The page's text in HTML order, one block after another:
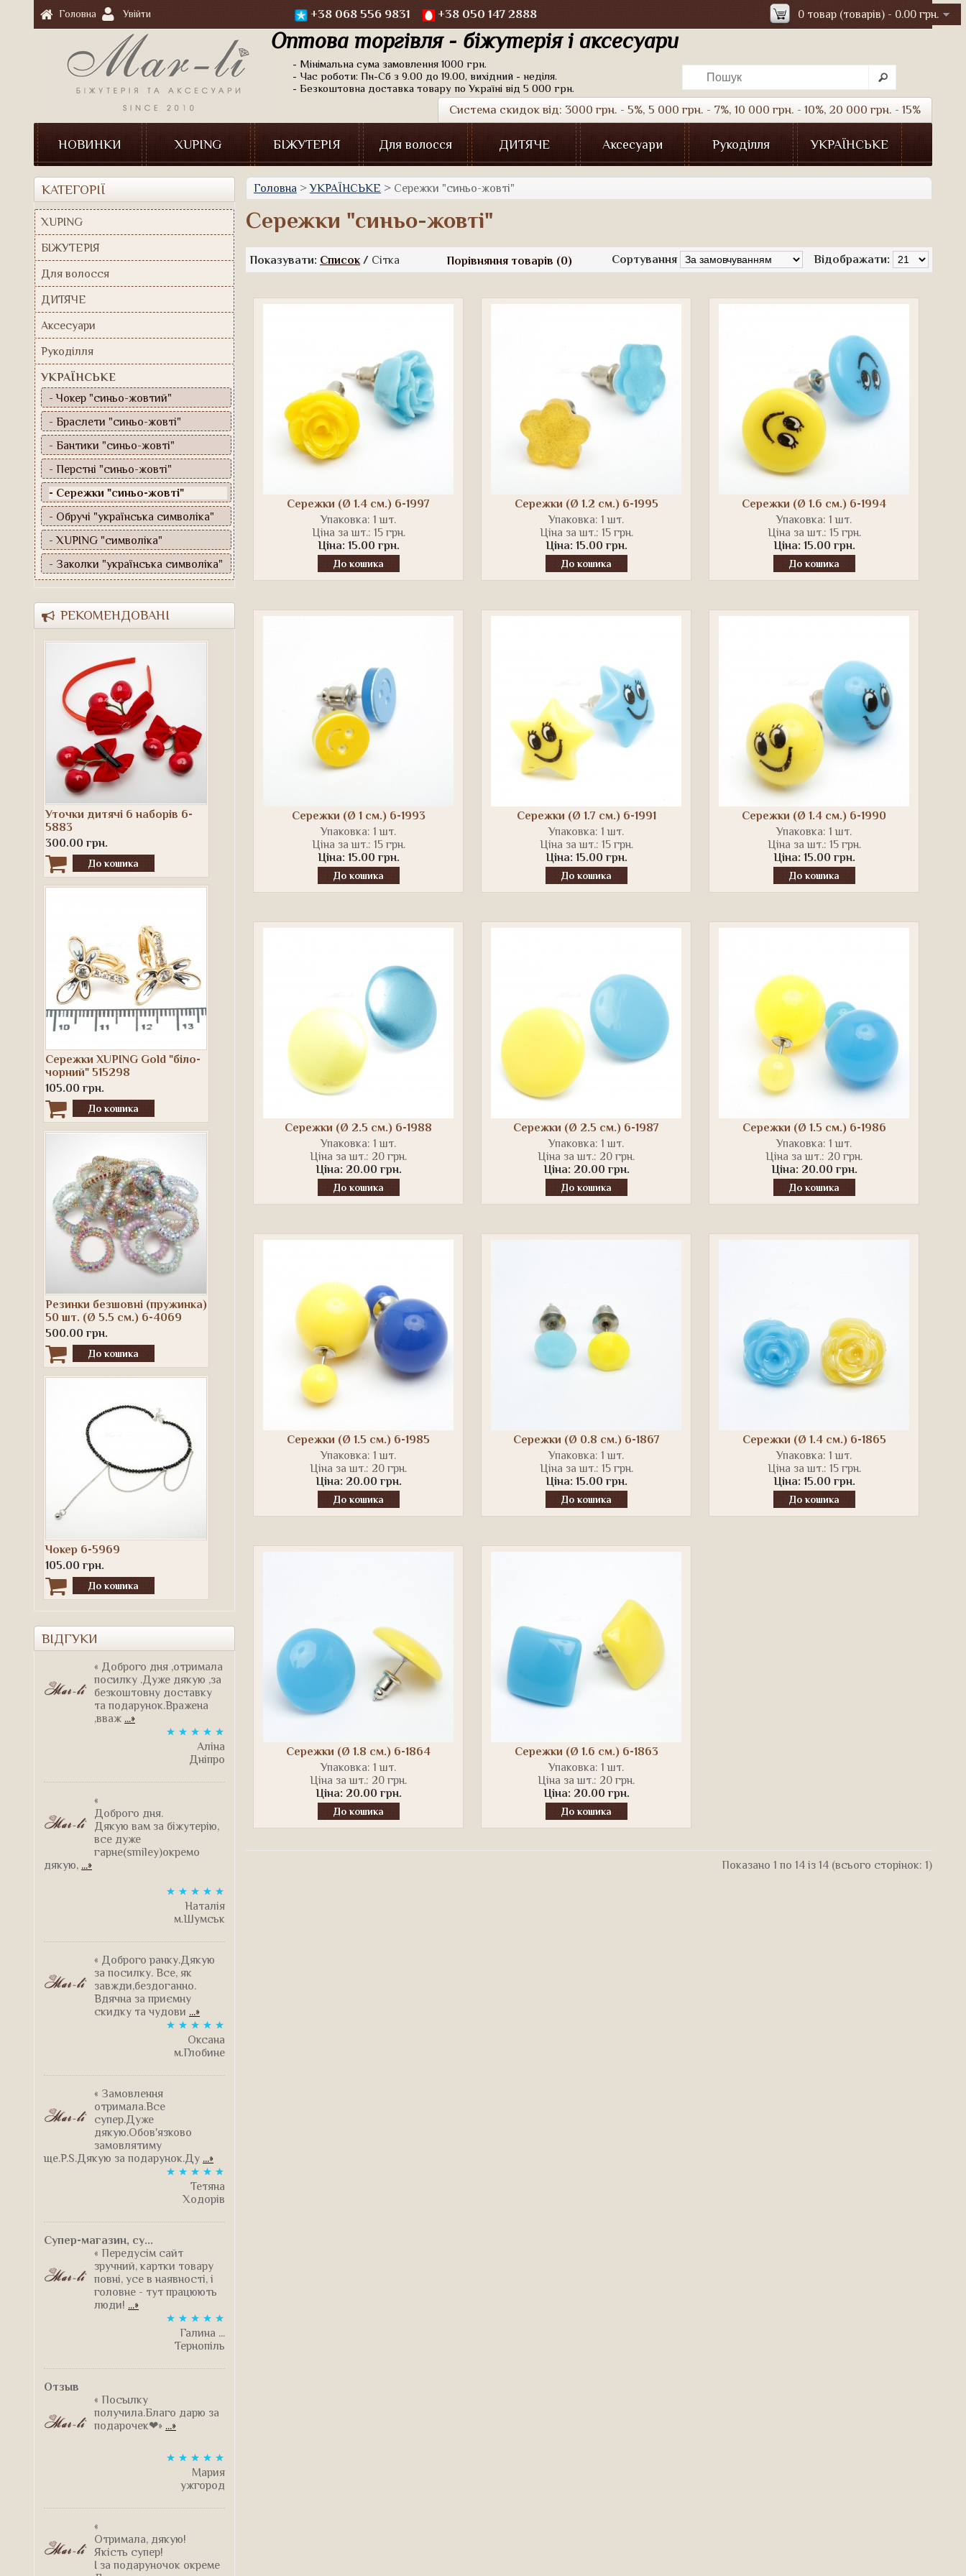
Оптова торгівля - біжутерія і аксесуари
- Мінімальна сума замовлення 1000 грн.
- Час роботи: Пн-Сб з 9.00 до 19.00, вихідний - неділя.
- Безкоштовна доставка товару по Україні від 5 000 грн.
Система скидок від: 3000 грн. - 5%, 5 000 грн. - 7%, 10 000 грн. - 10%, 20 000 грн. - 15%
+38 068 556 9831 +38 050 147 2888 0 товар (товарів) - 0.00 грн.
Головна Увійти
НОВИНКИ XUPING БІЖУТЕРІЯ Для волосся ДИТЯЧЕ Аксесуари Рукоділля УКРАЇНСЬКЕ
КАТЕГОРІЇ
XUPING
БІЖУТЕРІЯ
Для волосся
ДИТЯЧЕ
Аксесуари
Рукоділля
УКРАЇНСЬКЕ
- Чокер "синьо-жовтий"
- Браслети "синьо-жовті"
- Бантики "синьо-жовті"
- Перстні "синьо-жовті"
- Сережки "синьо-жовті"
- Обручі "українська символіка"
- XUPING "символіка"
- Заколки "українська символіка"
РЕКОМЕНДОВАНІ
Уточки дитячі 6 наборів 6-
5883
300.00 грн.
Сережки XUPING Gold "біло-
чорний" 515298
105.00 грн.
Резинки безшовні (пружинка)
50 шт. (Ø 5.5 см.) 6-4069
500.00 грн.
Чокер 6-5969
105.00 грн.
ВІДГУКИ
« Доброго дня ,отримала
посилку .Дуже дякую ,за
безкоштовну доставку
та подарунок.Вражена
,вваж ...»
Аліна
Дніпро
«
Доброго дня.
Дякую вам за біжутерію,
все дуже
гарне(smiley)окремо
дякую, ...»
Наталія
м.Шумськ
« Доброго ранку.Дякую
за посилку. Все, як
завжди,бездоганно.
Вдячна за приємну
скидку та чудови ...»
Оксана
м.Глобине
« Замовлення
отримала.Все
супер.Дуже
дякую.Обов'язково
замовлятиму
ще.P.S.Дякую за подарунок.Ду ...»
Тетяна
Ходорів
Супер-магазин, су...
« Передусім сайт
зручний, картки товару
повні, усе в наявності, і
головне - тут працюють
люди! ...»
Галина ...
Тернопіль
Отзыв
« Посылку
получила.Благо дарю за
подарочек❤» ...»
Мария
ужгород
«
Отримала, дякую!
Якість супер!
І за подаруночок окреме
Головна >УКРАЇНСЬКЕ > Сережки "синьо-жовті"
Сережки "синьо-жовті"
Показувати: Список / Сітка Відображати:
Порівняння товарів (0) Сортування
Сережки (Ø 1.4 см.) 6-1997
Упаковка: 1 шт.
Ціна за шт.: 15 грн.
Ціна: 15.00 грн.
Сережки (Ø 1.2 см.) 6-1995
Упаковка: 1 шт.
Ціна за шт.: 15 грн.
Ціна: 15.00 грн.
Сережки (Ø 1.6 см.) 6-1994
Упаковка: 1 шт.
Ціна за шт.: 15 грн.
Ціна: 15.00 грн.
Сережки (Ø 1 см.) 6-1993
Упаковка: 1 шт.
Ціна за шт.: 15 грн.
Ціна: 15.00 грн.
Сережки (Ø 1.7 см.) 6-1991
Упаковка: 1 шт.
Ціна за шт.: 15 грн.
Ціна: 15.00 грн.
Сережки (Ø 1.4 см.) 6-1990
Упаковка: 1 шт.
Ціна за шт.: 15 грн.
Ціна: 15.00 грн.
Сережки (Ø 2.5 см.) 6-1988
Упаковка: 1 шт.
Ціна за шт.: 20 грн.
Ціна: 20.00 грн.
Сережки (Ø 2.5 см.) 6-1987
Упаковка: 1 шт.
Ціна за шт.: 20 грн.
Ціна: 20.00 грн.
Сережки (Ø 1.5 см.) 6-1986
Упаковка: 1 шт.
Ціна за шт.: 20 грн.
Ціна: 20.00 грн.
Сережки (Ø 1.5 см.) 6-1985
Упаковка: 1 шт.
Ціна за шт.: 20 грн.
Ціна: 20.00 грн.
Сережки (Ø 0.8 см.) 6-1867
Упаковка: 1 шт.
Ціна за шт.: 15 грн.
Ціна: 15.00 грн.
Сережки (Ø 1.4 см.) 6-1865
Упаковка: 1 шт.
Ціна за шт.: 15 грн.
Ціна: 15.00 грн.
Сережки (Ø 1.8 см.) 6-1864
Упаковка: 1 шт.
Ціна за шт.: 20 грн.
Ціна: 20.00 грн.
Сережки (Ø 1.6 см.) 6-1863
Упаковка: 1 шт.
Ціна за шт.: 20 грн.
Ціна: 20.00 грн.
Показано 1 по 14 із 14 (всього сторінок: 1)